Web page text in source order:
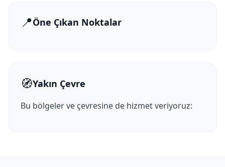
📍Öne Çıkan Noktalar
🧭Yakın Çevre
Bu bölgeler ve çevresine de hizmet veriyoruz: